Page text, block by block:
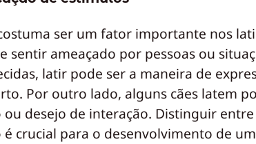
ser um fator importante nos
sentir ameaçado por pessoas ou
latir pode ser a maneira de
Por outro lado, alguns cães latem
ou desejo de interação. Distinguir
é crucial para o desenvolvimento de